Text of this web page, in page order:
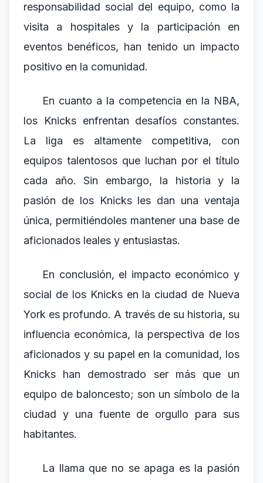
responsabilidad social del equipo, como la
visita a hospitales y la participación en
eventos benéficos, han tenido un impacto
positivo en la comunidad.
En cuanto a la competencia en la NBA,
los Knicks enfrentan desafíos constantes.
La liga es altamente competitiva, con
equipos talentosos que luchan por el título
cada año. Sin embargo, la historia y la
pasión de los Knicks les dan una ventaja
única, permitiéndoles mantener una base de
aficionados leales y entusiastas.
En conclusión, el impacto económico y
social de los Knicks en la ciudad de Nueva
York es profundo. A través de su historia, su
influencia económica, la perspectiva de los
aficionados y su papel en la comunidad, los
Knicks han demostrado ser más que un
equipo de baloncesto; son un símbolo de la
ciudad y una fuente de orgullo para sus
habitantes.
La llama que no se apaga es la pasión